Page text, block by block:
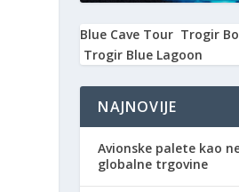
Blue Cave Tour Trogir
Trogir Blue Lagoon
NAJNOVIJE
Avionske palete kao
globalne trgovine